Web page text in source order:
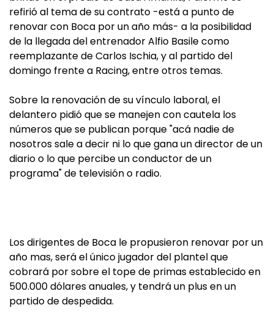
refirió al tema de su contrato -está a punto de
renovar con Boca por un año más- a la posibilidad
de la llegada del entrenador Alfio Basile como
reemplazante de Carlos Ischia, y al partido del
domingo frente a Racing, entre otros temas.
Sobre la renovación de su vínculo laboral, el
delantero pidió que se manejen con cautela los
números que se publican porque "acá nadie de
nosotros sale a decir ni lo que gana un director de un
diario o lo que percibe un conductor de un
programa" de televisión o radio.
Los dirigentes de Boca le propusieron renovar por un
año mas, será el único jugador del plantel que
cobrará por sobre el tope de primas establecido en
500.000 dólares anuales, y tendrá un plus en un
partido de despedida.